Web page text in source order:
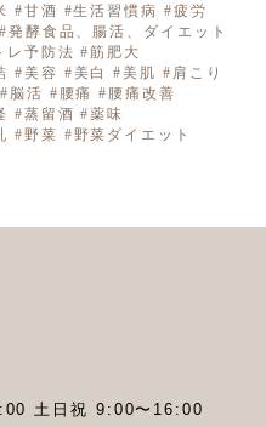
甘酒 生活習慣病
疲労
発酵食品、腸活、ダイエット
レ予防法
筋肥大
美容 美白 美肌
肩こり
脳活 腰痛
腰痛改善
蒸留酒
薬味
野菜
野菜ダイエット
土日祝 9:00〜16:00